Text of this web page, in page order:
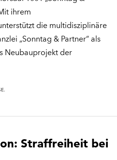
ihrem
die multidisziplinäre
„Sonntag & Partner“ als
Neubauprojekt der
Straffreiheit bei